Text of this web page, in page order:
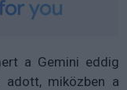
a Gemini eddig
adott, miközben a